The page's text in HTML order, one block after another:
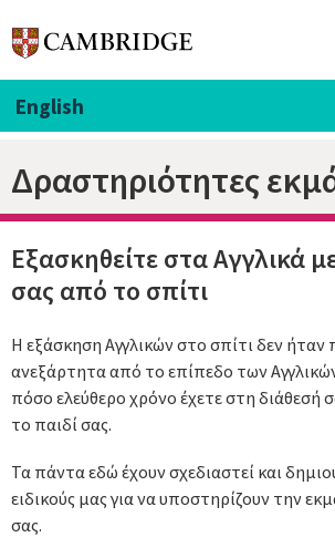
English
Δραστηριότητες
Εξασκηθείτε στα Αγγλικά
σας από το σπίτι
Η εξάσκηση Αγγλικών στο σπίτι δεν ήταν
ανεξάρτητα από το επίπεδο των
πόσο ελεύθερο χρόνο έχετε στη διάθεσή
το παιδί σας.
Τα πάντα εδώ έχουν σχεδιαστεί και
ειδικούς μας για να υποστηρίζουν την
σας.